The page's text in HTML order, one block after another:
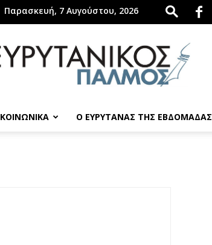
Παρασκευή, 7 Αυγούστου, 2026
ΚΟΙΝΩΝΙΚΑ Ο ΕΥΡΥΤΑΝΑΣ ΤΗΣ ΕΒΔΟΜΑΔΑΣ